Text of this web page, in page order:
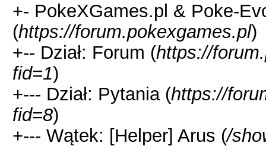
+- PokeXGames.pl & Poke-
(https://forum.pokexgames.pl)
+-- Dział: Forum (https://
fid=1)
+--- Dział: Pytania (https://
fid=8)
+--- Wątek: [Helper] Arus (/